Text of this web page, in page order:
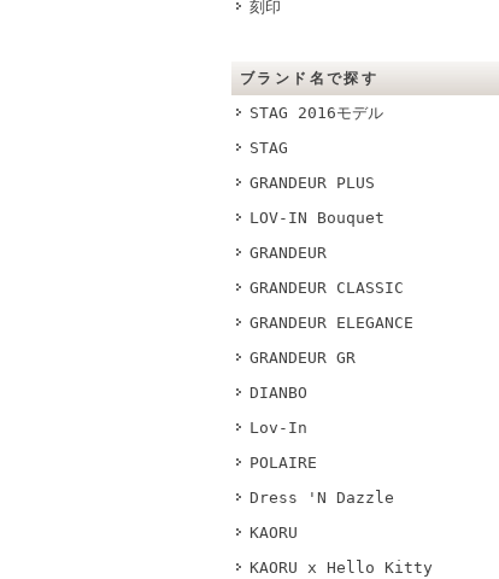
刻印
ブランド名で探す
STAG 2016モデル
STAG
GRANDEUR PLUS
LOV-IN Bouquet
GRANDEUR
GRANDEUR CLASSIC
GRANDEUR ELEGANCE
GRANDEUR GR
DIANBO
Lov-In
POLAIRE
Dress 'N Dazzle
KAORU
KAORU x Hello Kitty